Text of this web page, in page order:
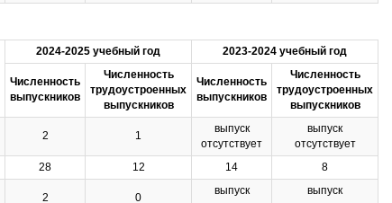
2024-2025 учебный год 2023-2024 учебный год
Численность
выпускников
Численность
трудоустроенных
выпускников
Численность
выпускников
Численность
трудоустроенных
выпускников
2 1
выпуск
отсутствует
выпуск
отсутствует
28 12 14 8
2 0
выпуск
выпуск